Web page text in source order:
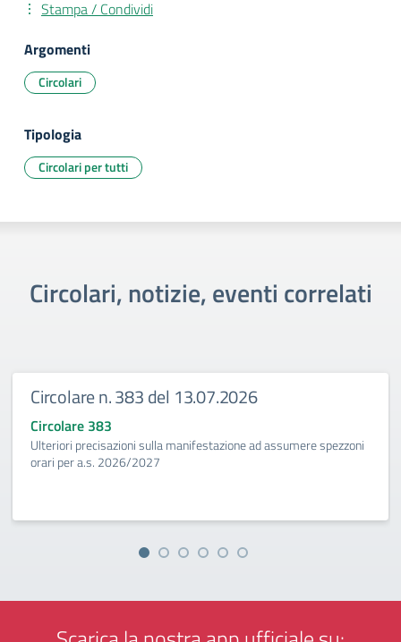
Stampa / Condividi
Argomenti
Circolari
Tipologia
Circolari per tutti
Circolari, notizie, eventi correlati
Circolare n. 383 del 13.07.2026
Circolare 383
Ulteriori precisazioni sulla manifestazione ad assumere spezzoni
orari per a.s. 2026/2027